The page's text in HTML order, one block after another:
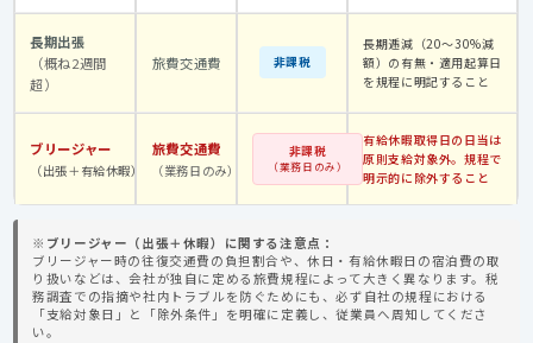
長期出張
（概ね2週間
超）
旅費交通費 非課税
長期逓減（20〜30%減
額）の有無・適用起算日
を規程に明記すること
ブリージャー
（出張＋有給休暇）
旅費交通費
（業務日のみ）
非課税
（業務日のみ）
有給休暇取得日の日当は
原則支給対象外。規程で
明示的に除外すること
※ブリージャー（出張＋休暇）に関する注意点：
ブリージャー時の往復交通費の負担割合や、休日・有給休暇日の宿泊費の取
り扱いなどは、会社が独自に定める旅費規程によって大きく異なります。税
務調査での指摘や社内トラブルを防ぐためにも、必ず自社の規程における
「支給対象日」と「除外条件」を明確に定義し、従業員へ周知してくださ
い。